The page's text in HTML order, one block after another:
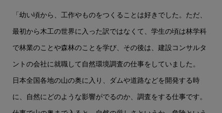
「幼い頃から、工作やものをつくることは好きでした。ただ、
最初から木工の世界に入った訳ではなくて、学生の頃は林学科
で林業のことや森林のことを学び、その後は、建設コンサルタ
ントの会社に就職して自然環境調査の仕事をしていました。
日本全国各地の山の奥に入り、ダムや道路などを開発する時
に、自然にどのような影響がでるのか、調査をする仕事です。